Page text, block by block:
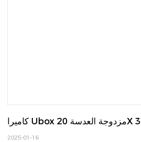
2025-01-16